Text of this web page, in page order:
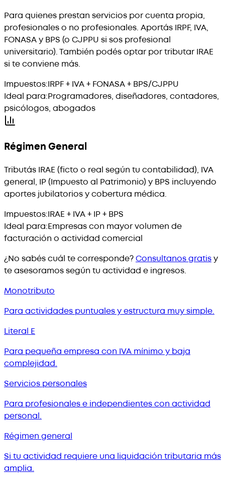
Para quienes prestan servicios por cuenta propia,
profesionales o no profesionales. Aportás IRPF, IVA,
FONASA y BPS (o CJPPU si sos profesional
universitario). También podés optar por tributar IRAE
si te conviene más.
Impuestos:IRPF + IVA + FONASA + BPS/CJPPU
Ideal para:Programadores, diseñadores, contadores,
psicólogos, abogados
Régimen General
Tributás IRAE (ficto o real según tu contabilidad), IVA
general, IP (Impuesto al Patrimonio) y BPS incluyendo
aportes jubilatorios y cobertura médica.
Impuestos:IRAE + IVA + IP + BPS
Ideal para:Empresas con mayor volumen de
facturación o actividad comercial
¿No sabés cuál te corresponde?Consultanos gratisy
te asesoramos según tu actividad e ingresos.
Monotributo
Para actividades puntuales y estructura muy simple.
Literal E
Para pequeña empresa con IVA mínimo y baja
complejidad.
Servicios personales
Para profesionales e independientes con actividad
personal.
Régimen general
Si tu actividad requiere una liquidación tributaria más
amplia.